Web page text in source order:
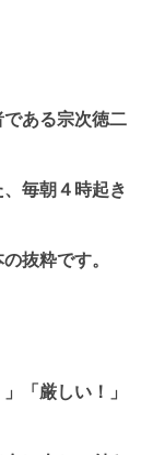
ある宗次徳二
毎朝４時起き
抜粋です。
「厳しい！」